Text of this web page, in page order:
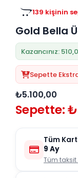
139 kişinin
Gold Bella
Kazancınız:
Sepette
₺5.100,00
Sepette:
Tüm
9 Ay
Tüm taksit